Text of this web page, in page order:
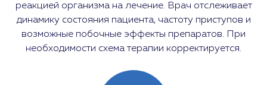
реакцией организма на лечение. Врач отслеживает
динамику состояния пациента, частоту приступов и
возможные побочные эффекты препаратов. При
необходимости схема терапии корректируется.